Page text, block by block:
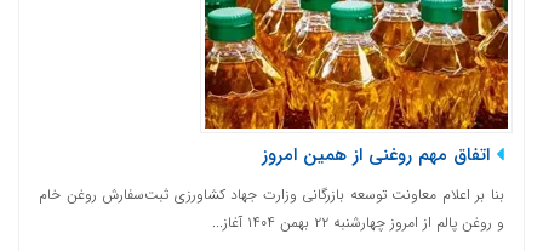
اتفاق مهم روغنی از همین امروز
بنا بر اعلام معاونت توسعه بازرگانی وزارت جهاد کشاورزی ثبت‌سفارش روغن خام
و روغن پالم از امروز چهارشنبه ۲۲ بهمن ۱۴۰۴ آغاز...